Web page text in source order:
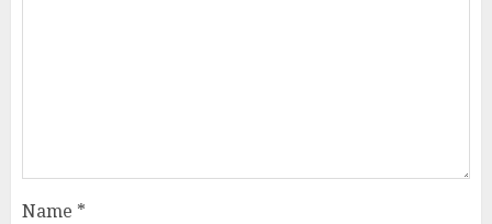
Name *